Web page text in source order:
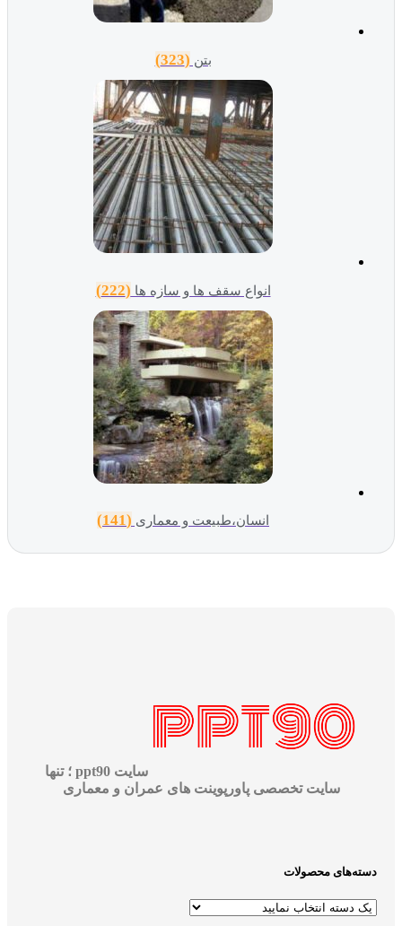
بتن (323)
انواع سقف ها و سازه ها (222)
انسان،طبیعت و معماری (141)
سایت ppt90 ؛ تنها
سایت تخصصی پاورپوینت های عمران و معماری
دسته‌های محصولات